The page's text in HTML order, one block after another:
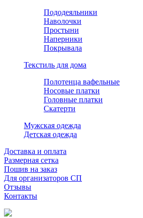
Пододеяльники
Наволочки
Простыни
Наперники
Покрывала
Текстиль для дома
Полотенца вафельные
Носовые платки
Головные платки
Скатерти
Мужская одежда
Детская одежда
Доставка и оплата
Размерная сетка
Пошив на заказ
Для организаторов СП
Отзывы
Контакты